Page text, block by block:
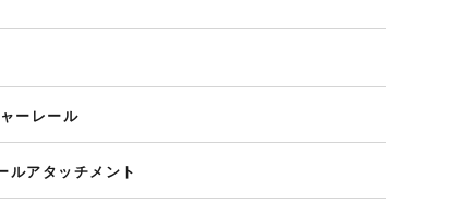
ーレール
ルアタッチメント